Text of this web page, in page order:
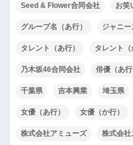
Seed & Flower合同会社 お笑
グループ名（あ行） ジャニ
タレント（あ行） タレント（
乃木坂46合同会社 俳優（あ行
千葉県 吉本興業 埼玉県
女優（あ行） 女優（か行）
株式会社アミューズ 株式会社